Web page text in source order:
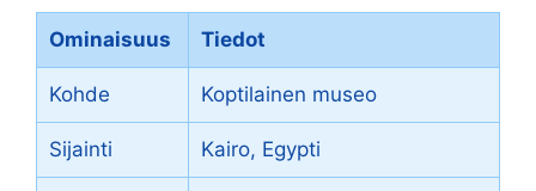
Ominaisuus Tiedot
Kohde Koptilainen museo
Sijainti Kairo, Egypti